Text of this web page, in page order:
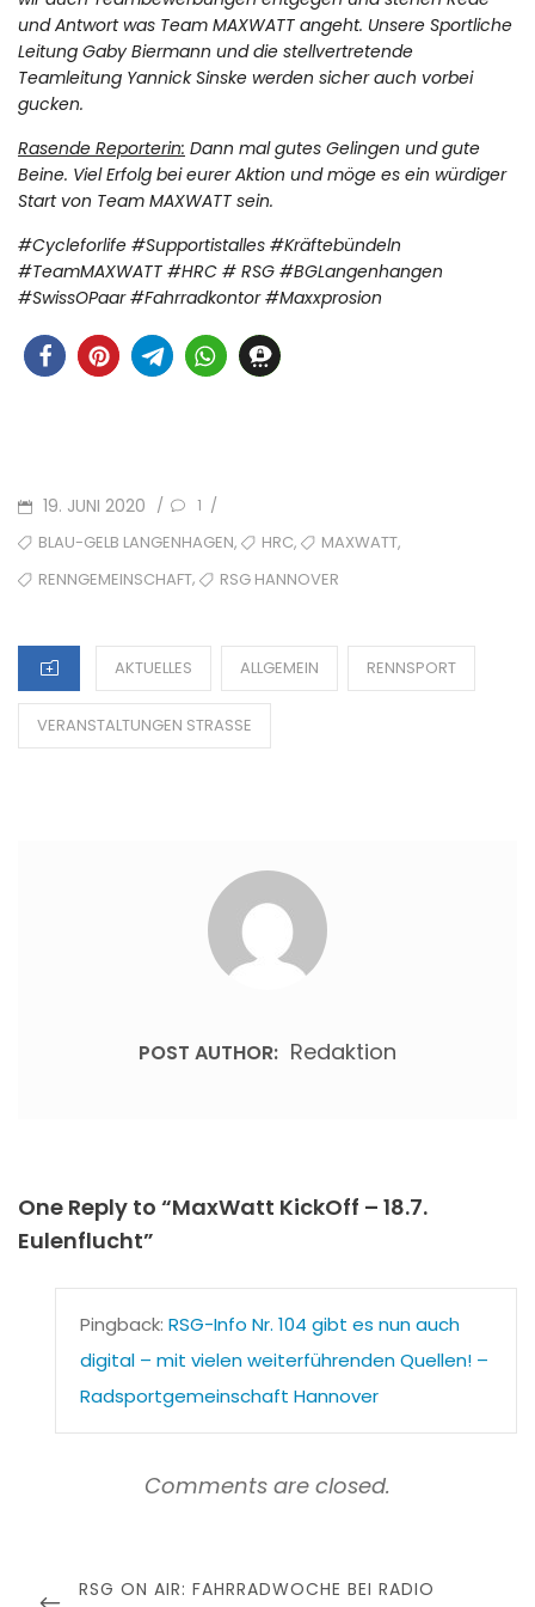
und Antwort was Team MAXWATT angeht. Unsere Sportliche
Leitung Gaby Biermann und die stellvertretende
Teamleitung Yannick Sinske werden sicher auch vorbei
gucken.
Rasende Reporterin: Dann mal gutes Gelingen und gute
Beine. Viel Erfolg bei eurer Aktion und möge es ein würdiger
Start von Team MAXWATT sein.
#Cycleforlife #Supportistalles #Kräftebündeln
#TeamMAXWATT #HRC # RSG #BGLangenhangen
#SwissOPaar #Fahrradkontor #Maxxprosion
POSTED
ON
19. JUNI 2020 / 1 /
TAGSBLAU-GELB LANGENHAGEN, HRC, MAXWATT,
RENNGEMEINSCHAFT, RSG HANNOVER
CATEGORIES
AKTUELLES ALLGEMEIN RENNSPORT
VERANSTALTUNGEN STRASSE
POST AUTHOR: Redaktion
One Reply to “MaxWatt KickOff – 18.7.
Eulenflucht”
Pingback: RSG-Info Nr. 104 gibt es nun auch
digital – mit vielen weiterführenden Quellen! –
Radsportgemeinschaft Hannover
Comments are closed.
PREVIOUS
RSG ON AIR: FAHRRADWOCHE BEI RADIO